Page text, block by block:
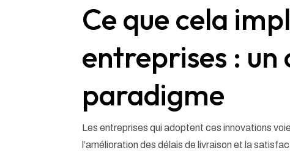
Ce que cela
entreprises :
paradigme
Les entreprises qui adoptent ces innovations
l’amélioration des délais de livraison et la